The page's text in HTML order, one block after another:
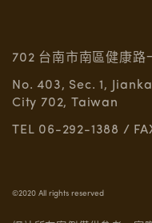
702 台南市南區健康路
No. 403, Sec. 1,
City 702, Taiwan
TEL 06-292-1388 /
©2020 All rights reserved